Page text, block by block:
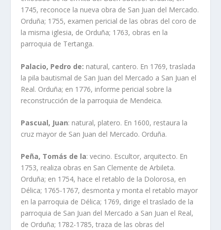
1745, reconoce la nueva obra de San Juan del Mercado.
Orduña; 1755, examen pericial de las obras del coro de
la misma iglesia, de Orduña; 1763, obras en la
parroquia de Tertanga.
Palacio, Pedro de: natural, cantero. En 1769, traslada
la pila bautismal de San Juan del Mercado a San Juan el
Real. Orduña; en 1776, informe pericial sobre la
reconstrucción de la parroquia de Mendeica.
Pascual, Juan: natural, platero. En 1600, restaura la
cruz mayor de San Juan del Mercado. Orduña.
Peña, Tomás de la: vecino. Escultor, arquitecto. En
1753, realiza obras en San Clemente de Arbileta.
Orduña; en 1754, hace el retablo de la Dolorosa, en
Délica; 1765-1767, desmonta y monta el retablo mayor
en la parroquia de Délica; 1769, dirige el traslado de la
parroquia de San Juan del Mercado a San Juan el Real,
de Orduña; 1782-1785, traza de las obras del